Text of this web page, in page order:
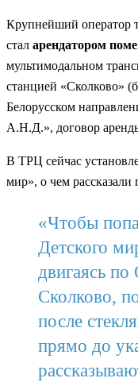
Крупнейший оператор
стал арендатором
мультимодальном
станцией «Сколково»
Белорусском
А.Н.Д.», договор
В ТРЦ сейчас
мир», о чем рассказали
«Чтобы
Детского
двигаясь
Сколково,
после
прямо до